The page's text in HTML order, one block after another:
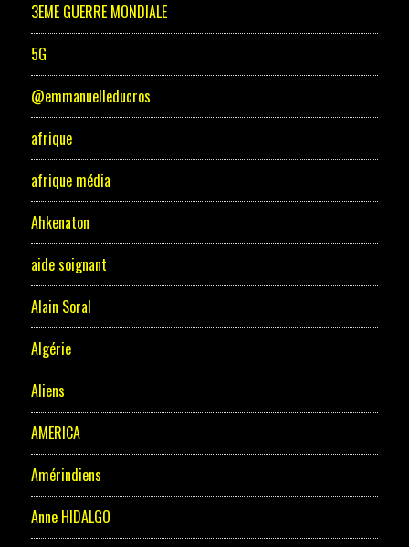
3EME GUERRE MONDIALE
5G
@emmanuelleducros
afrique
afrique média
Ahkenaton
aide soignant
Alain Soral
Algérie
Aliens
AMERICA
Amérindiens
Anne HIDALGO